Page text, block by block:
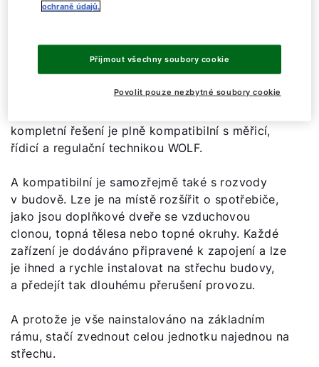
Speciálním řešením WOLF „vše v jednom” je
Ústředním prvkem systému je zařízení RLT
s integrovaným chlazením, topením, ohřevem
rekuperace tepla. Provozovatel si přitom může
kompletní řešení je plně kompatibilní s měřicí,
řídicí a regulační technikou WOLF.
A kompatibilní je samozřejmě také s rozvody
v budově. Lze je na místě rozšířit o spotřebiče,
jako jsou doplňkové dveře se vzduchovou
clonou, topná tělesa nebo topné okruhy. Každé
zařízení je dodáváno připravené k zapojení a lze
je ihned a rychle instalovat na střechu budovy,
a předejít tak dlouhému přerušení provozu.
A protože je vše nainstalováno na základním
rámu, stačí zvednout celou jednotku najednou na
střechu.
Dobrý den!
Jak vám můžeme pomoct?
Služby WOLF
Servis
ochraně údajů.
Povolit pouze nezbytné soubory cookie
Přijmout všechny soubory cookie